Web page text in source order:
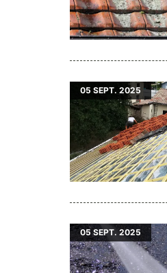
05 SEPT. 2025
05 SEPT. 2025